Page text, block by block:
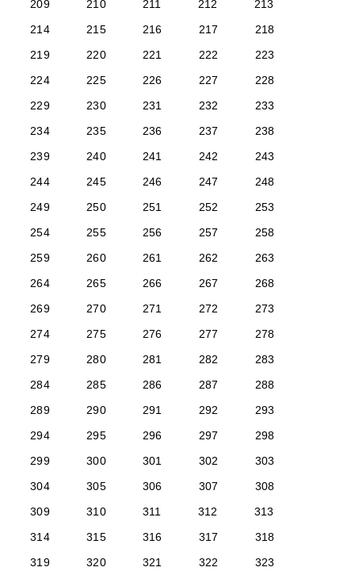
209
210 211 212
213
214
215 216 217
218
219
220 221 222
223
224
225 226 227
228
229
230 231 232
233
234
235 236 237
238
239
240 241 242
243
244
245 246 247
248
249
250 251 252
253
254
255 256 257
258
259
260 261 262
263
264
265 266 267
268
269
270 271 272
273
274
275 276 277
278
279
280 281 282
283
284
285 286 287
288
289
290 291 292
293
294
295 296 297
298
299
300 301 302
303
304
305 306 307
308
309
310 311 312
313
314
315 316 317
318
319
320 321 322
323